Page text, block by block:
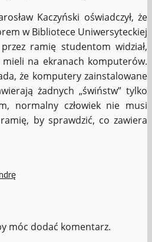
Kaczyński oświadczył, że
w Bibliotece Uniwersyteckiej
ramię studentom widział,
na ekranach komputerów.
że komputery zainstalowane
żadnych „świństw” tylko
normalny człowiek nie musi
by sprawdzić, co zawiera
móc dodać komentarz.